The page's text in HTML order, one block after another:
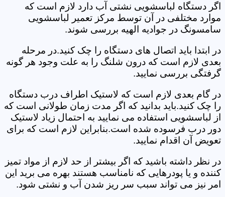
اگر دستگاه لباسشویی نشتی آب دارد لازم است که
موارد مختلفی در آن توسط مرکز تعمیر لباسشویی
سامسونگ در جوادیه الهیه بررسی شوند.
در ابتدا باید اتصال های دستگاه را چک کنید.در مرحله
بعدی لازم است که درون شلنگ را به علت وجود هر گونه
گرفتگی بررسی نمایید.
در گام بعدی لازم است که لاستیک اطراف درب دستگاه
را چک کنید.باید بدانید که اگر مدت زمان طولانی است که
از لباسشویی استفاده می نمایید به احتمال زیاد لاستیک
دور درب فرسوده شده است.بنابراین لازم است که برای
تعویض آن اقدام نمایید.
در نظر داشته باشید که اگر بیشتر از حد لازم از مواد تمیز
کننده و یا پودرهایی که نامناسب هستند بهره می برید این
امر نیز می تواند سبب سر ریز شدن آب و نشتی شود.